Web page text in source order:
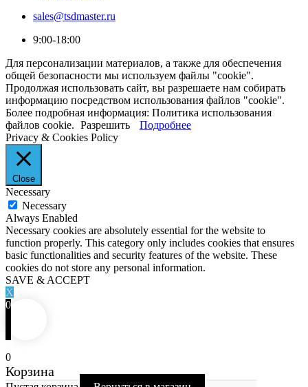
sales@tsdmaster.ru
9:00-18:00
Для персонализации материалов, а также для обеспечения
общей безопасности мы используем файлы "cookie".
Продолжая использовать сайт, вы разрешаете нам собирать
информацию посредством использования файлов "cookie".
Более подробная информация: Политика использования
файлов cookie. Разрешить
Подробнее
Privacy & Cookies Policy
Close
Necessary
Necessary
Always Enabled
Necessary cookies are absolutely essential for the website to
function properly. This category only includes cookies that ensures
basic functionalities and security features of the website. These
cookies do not store any personal information.
SAVE & ACCEPT
X
0
0
Корзина